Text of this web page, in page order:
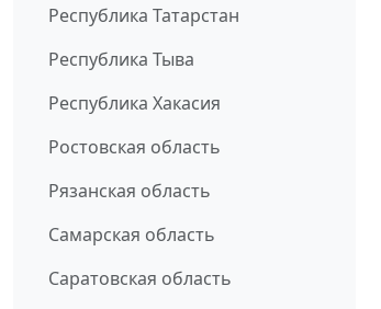
Республика Татарстан
Республика Тыва
Республика Хакасия
Ростовская область
Рязанская область
Самарская область
Саратовская область